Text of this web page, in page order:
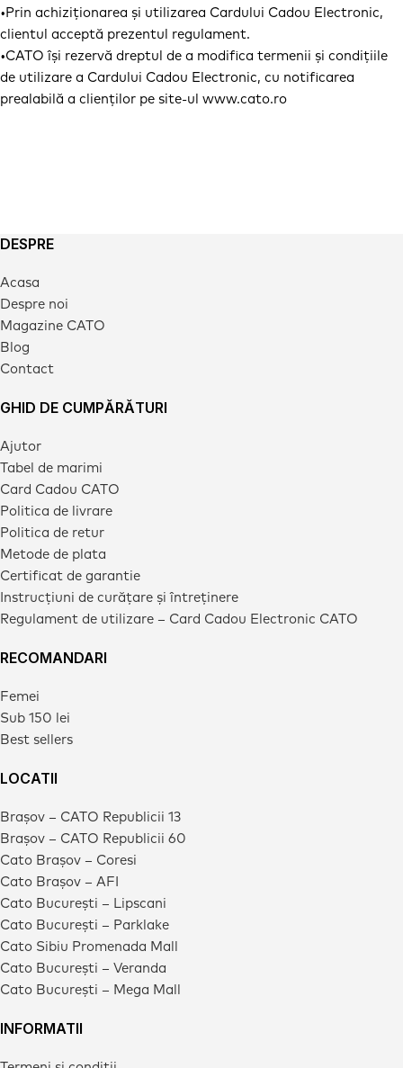
•Prin achiziționarea și utilizarea Cardului Cadou Electronic,
clientul acceptă prezentul regulament.
•CATO își rezervă dreptul de a modifica termenii și condițiile
de utilizare a Cardului Cadou Electronic, cu notificarea
prealabilă a clienților pe site-ul www.cato.ro
DESPRE
Acasa
Despre noi
Magazine CATO
Blog
Contact
GHID DE CUMPĂRĂTURI
Ajutor
Tabel de marimi
Card Cadou CATO
Politica de livrare
Politica de retur
Metode de plata
Certificat de garantie
Instrucțiuni de curățare și întreținere
Regulament de utilizare – Card Cadou Electronic CATO
RECOMANDARI
Femei
Sub 150 lei
Best sellers
LOCATII
Brașov – CATO Republicii 13
Brașov – CATO Republicii 60
Cato Brașov – Coresi
Cato Brașov – AFI
Cato București – Lipscani
Cato București – Parklake
Cato Sibiu Promenada Mall
Cato București – Veranda
Cato București – Mega Mall
INFORMATII